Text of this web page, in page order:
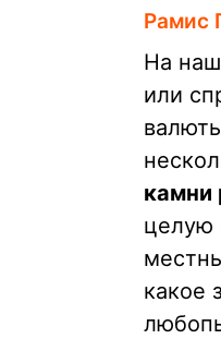
Рамис
На
или
камни
целую
какое